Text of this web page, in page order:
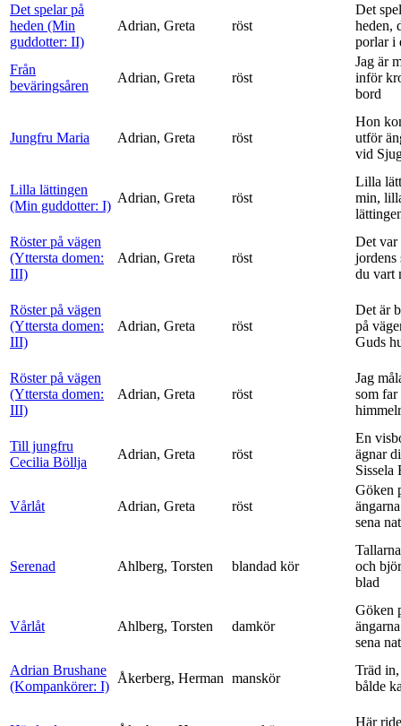
Det spelar på
heden (Min
guddotter: II)
Adrian, Greta röst
Det
heden,
porlar i
Från
beväringsåren
Adrian, Greta röst
Jag är
inför
bord
Jungfru Maria Adrian, Greta röst
Hon
utför
vid
Lilla lättingen
(Min guddotter: I)
Adrian, Greta röst
Lilla
min,
Röster på vägen
(Yttersta domen:
III)
Adrian, Greta röst
Det var
jordens
du vart
Röster på vägen
(Yttersta domen:
III)
Adrian, Greta röst
Det är
på
Guds
Röster på vägen
(Yttersta domen:
III)
Adrian, Greta röst
Jag
som
Till jungfru
Cecilia Böllja
Adrian, Greta röst
En
ägnar
Sissela
Vårlåt Adrian, Greta röst
Göken
sena
Serenad Ahlberg, Torsten blandad kör
och
blad
Vårlåt Ahlberg, Torsten damkör
Göken
sena
Adrian Brushane
(Kompankörer: I)
Åkerberg, Herman manskör
Träd
bålde
Här